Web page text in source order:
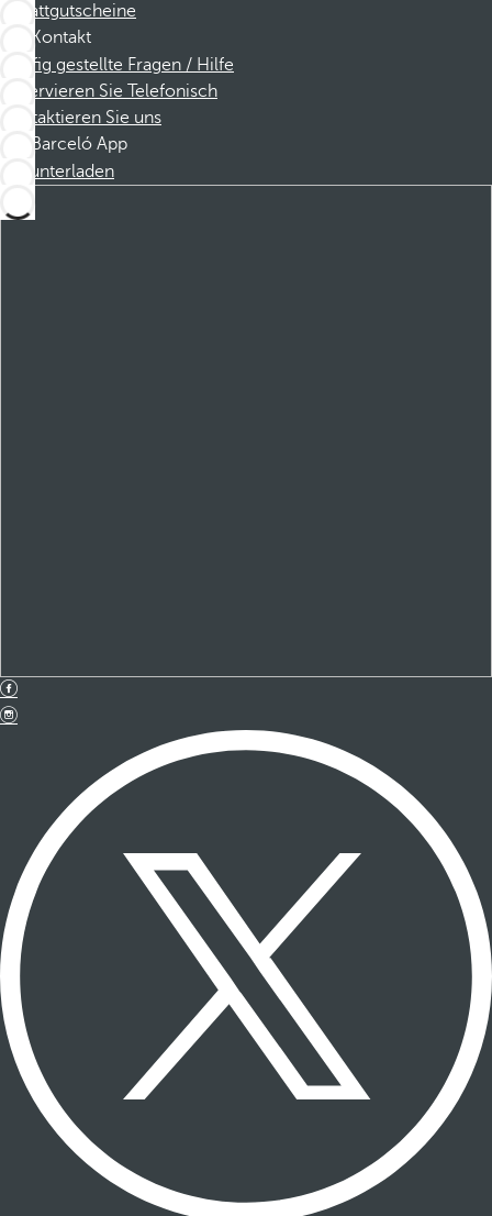
Rabattgutscheine
Kontakt
Häufig gestellte Fragen / Hilfe
Reservieren Sie Telefonisch
Kontaktieren Sie uns
Barceló App
Herunterladen